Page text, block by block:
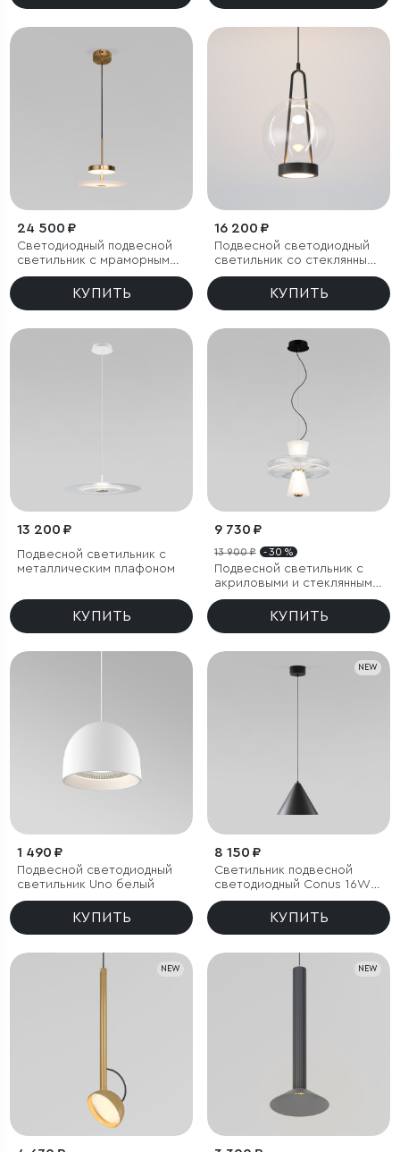
24 500 ₽
Светодиодный подвесной
светильник с мраморным
рассеивателем
КУПИТЬ
16 200 ₽
Подвесной светодиодный
светильник со стеклянным
плафоном
КУПИТЬ
13 200 ₽
Подвесной светильник с
металлическим плафоном
КУПИТЬ
9 730 ₽
13 900 ₽ - 30 %
Подвесной светильник с
акриловыми и стеклянными
плафонами
КУПИТЬ
1 490 ₽
Подвесной светодиодный
светильник Uno белый
КУПИТЬ
NEW
8 150 ₽
Светильник подвесной
светодиодный Conus 16W
4000K черный
КУПИТЬ
NEW NEW